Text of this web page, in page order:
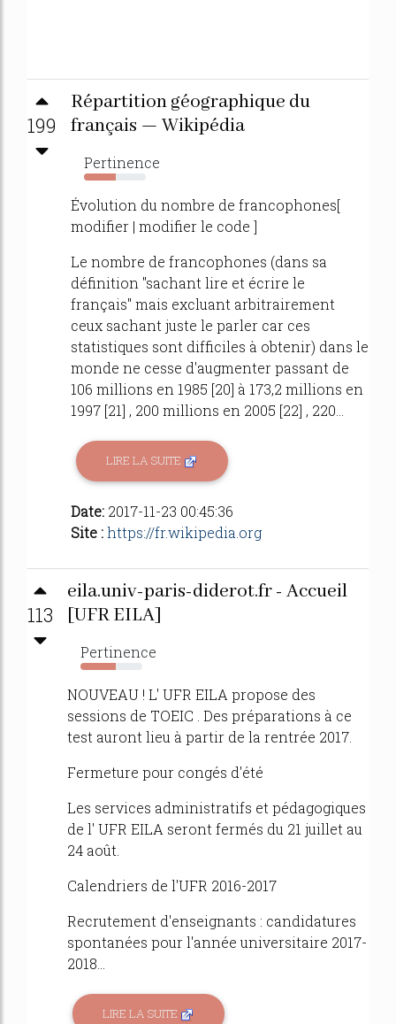
199
Répartition géographique du
français — Wikipédia
Pertinence
52%
Évolution du nombre de francophones[
modifier | modifier le code ]
Le nombre de francophones (dans sa
définition "sachant lire et écrire le
français" mais excluant arbitrairement
ceux sachant juste le parler car ces
statistiques sont difficiles à obtenir) dans le
monde ne cesse d'augmenter passant de
106 millions en 1985 [20] à 173,2 millions en
1997 [21] , 200 millions en 2005 [22] , 220...
LIRE LA SUITE
Date: 2017-11-23 00:45:36
Site :https://fr.wikipedia.org
113
eila.univ-paris-diderot.fr - Accueil
[UFR EILA]
Pertinence
57%
NOUVEAU ! L' UFR EILA propose des
sessions de TOEIC . Des préparations à ce
test auront lieu à partir de la rentrée 2017.
Fermeture pour congés d'été
Les services administratifs et pédagogiques
de l' UFR EILA seront fermés du 21 juillet au
24 août.
Calendriers de l'UFR 2016-2017
Recrutement d'enseignants : candidatures
spontanées pour l'année universitaire 2017-
2018...
LIRE LA SUITE